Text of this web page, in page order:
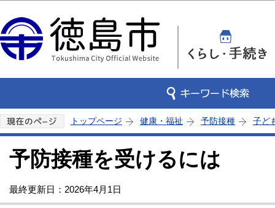
トップページ 健康・福祉 予防接種 子ど
予防接種を受けるには
最終更新日：2026年4月1日